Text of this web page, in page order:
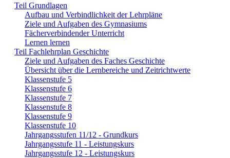
Teil Grundlagen
Aufbau und Verbindlichkeit der Lehrpläne
Ziele und Aufgaben des Gymnasiums
Fächerverbindender Unterricht
Lernen lernen
Teil Fachlehrplan Geschichte
Ziele und Aufgaben des Faches Geschichte
Übersicht über die Lernbereiche und Zeitrichtwerte
Klassenstufe 5
Klassenstufe 6
Klassenstufe 7
Klassenstufe 8
Klassenstufe 9
Klassenstufe 10
Jahrgangsstufen 11/12 - Grundkurs
Jahrgangsstufe 11 - Leistungskurs
Jahrgangsstufe 12 - Leistungskurs